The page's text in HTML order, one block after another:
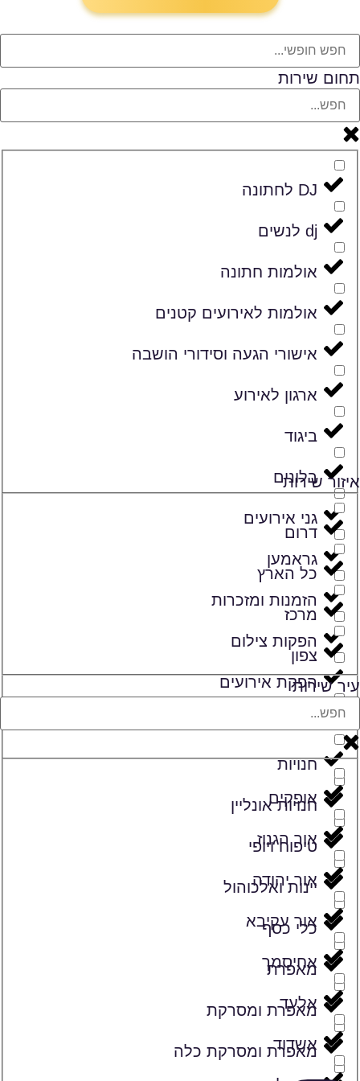
תחום שירות
DJ לחתונה
dj לנשים
אולמות חתונה
אולמות לאירועים קטנים
אישורי הגעה וסידורי הושבה
ארגון לאירוע
ביגוד
בלונים
גני אירועים
גראמען
הזמנות ומזכרות
הפקות צילום
הפקת אירועים
זמרים
חנויות
חנויות אונליין
טיפוח ויופי
יינות ואלכוהול
כלי כסף
מאפרת
מאפרת ומסרקת
מאפרת ומסרקת כלה
איזור שירות
דרום
כל הארץ
מרכז
צפון
עיר שירות
אופקים
אור הגנוז
אור יהודה
אור עקיבא
אחיסמך
אלעד
אשדוד